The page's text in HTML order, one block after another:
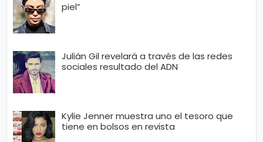
piel”
Julián Gil revelará a través de las redes
sociales resultado del ADN
Kylie Jenner muestra uno el tesoro que
tiene en bolsos en revista